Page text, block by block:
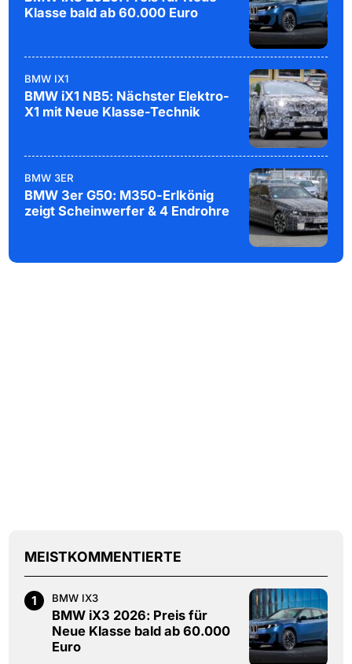
Klasse bald ab 60.000 Euro
BMW IX1
BMW iX1 NB5: Nächster Elektro-
X1 mit Neue Klasse-Technik
BMW 3ER
BMW 3er G50: M350-Erlkönig
zeigt Scheinwerfer & 4 Endrohre
MEISTKOMMENTIERTE
1 BMW IX3
BMW iX3 2026: Preis für
Neue Klasse bald ab 60.000
Euro